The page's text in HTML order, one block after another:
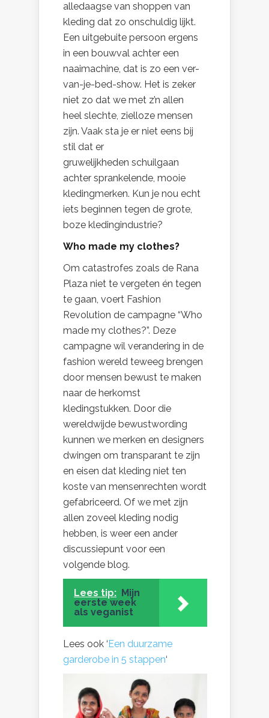
alledaagse van shoppen van
kleding dat zo onschuldig lijkt.
Een uitgebuite persoon ergens
in een bouwval achter een
naaimachine, dat is zo een ver-
van-je-bed-show. Het is zeker
niet zo dat we met z’n allen
heel slechte, zielloze mensen
zijn. Vaak sta je er niet eens bij
stil dat er
gruwelijkheden schuilgaan
achter sprankelende, mooie
kledingmerken. Kun je nou echt
iets beginnen tegen de grote,
boze kledingindustrie?
Who made my clothes?
Om catastrofes zoals de Rana
Plaza niet te vergeten én tegen
te gaan, voert Fashion
Revolution de campagne “Who
made my clothes?”. Deze
campagne wil verandering in de
fashion wereld teweeg brengen
door mensen bewust te maken
naar de herkomst
kledingstukken. Door die
wereldwijde bewustwording
kunnen we merken en designers
dwingen om transparant te zijn
en eisen dat kleding niet ten
koste van mensenrechten wordt
gefabriceerd. Of we met zijn
allen zoveel kleding nodig
hebben, is weer een ander
discussiepunt voor een
volgende blog.
Lees tip: Mijn
eerste week
als veganist
Lees ook ‘Een duurzame
garderobe in 5 stappen‘